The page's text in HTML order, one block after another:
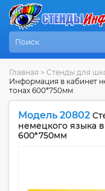
Главная > Стенды для
Информация в кабинет
тонах 600*750мм
Модель 20802
немецкого языка
600*750мм